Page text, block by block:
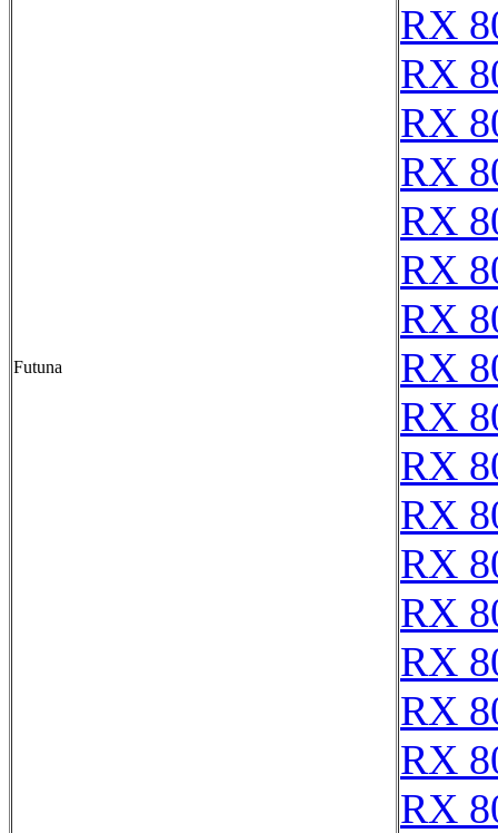
Futuna
RX
RX
RX
RX
RX
RX
RX
RX
RX
RX
RX
RX
RX
RX
RX
RX
RX